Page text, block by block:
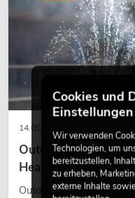
14.05.2026
Outdoor Moving-
Heads bei Events
Outdoor Moving-Heads
Cookies und
Einstellungen
Wir verwenden
Technologien, um
bereitzustellen,
zu erheben,
externe Inhalte